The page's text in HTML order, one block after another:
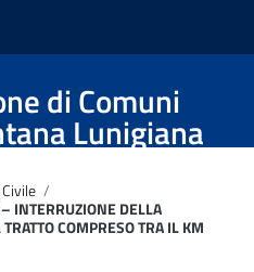
di Comuni
Lunigiana
/
INTERRUZIONE DELLA
COMPRESO TRA IL KM